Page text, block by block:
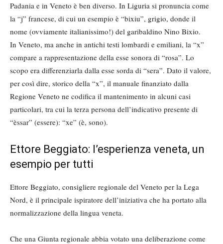
Padania e in Veneto è ben diverso. In Liguria si pronuncia come
la “j” francese, di cui un esempio è “bixiu”, grigio, donde il
nome (ovviamente italianissimo!) del garibaldino Nino Bixio.
In Veneto, ma anche in antichi testi lombardi e emiliani, la “x”
compare a rappresentazione della esse sonora di “rosa”. Lo
scopo era differenziarla dalla esse sorda di “sera”. Dato il valore,
per così dire, storico della “x”, il manuale finanziato dalla
Regione Veneto ne codifica il mantenimento in alcuni casi
particolari, tra cui la terza persona dell’indicativo presente di
“èssar” (essere): “xe” (è, sono).
Ettore Beggiato: l’esperienza veneta, un
esempio per tutti
Ettore Beggiato, consigliere regionale del Veneto per la Lega
Nord, è il principale ispiratore dell’iniziativa che ha portato alla
normalizzazione della lingua veneta.
Che una Giunta regionale abbia votato una deliberazione come